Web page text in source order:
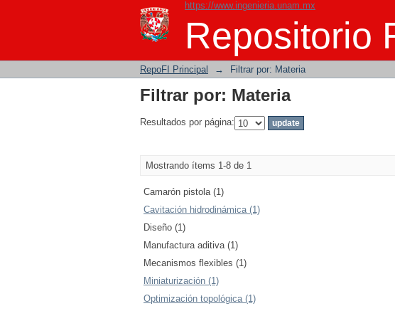
https://www.ingenieria.unam.mx
Repositorio
Filtrar por: Materia
RepoFI Principal → Filtrar por: Materia
Filtrar por: Materia
Resultados por página:
Mostrando ítems 1-8 de 1
Camarón pistola (1)
Cavitación hidrodinámica (1)
Diseño (1)
Manufactura aditiva (1)
Mecanismos flexibles (1)
Miniaturización (1)
Optimización topológica (1)